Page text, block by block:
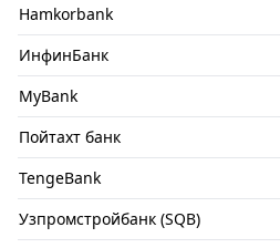
Hamkorbank
ИнфинБанк
MyBank
Пойтахт банк
TengeBank
Узпромстройбанк (SQB)